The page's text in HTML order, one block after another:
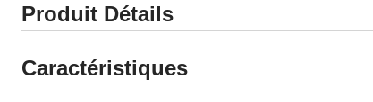
Produit Détails
Caractéristiques